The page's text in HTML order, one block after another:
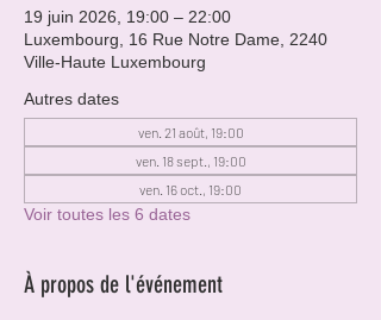
19 juin 2026, 19:00 – 22:00
Luxembourg, 16 Rue Notre Dame, 2240
Ville-Haute Luxembourg
Autres dates
ven. 21 août, 19:00
ven. 18 sept., 19:00
ven. 16 oct., 19:00
Voir toutes les 6 dates
À propos de l'événement